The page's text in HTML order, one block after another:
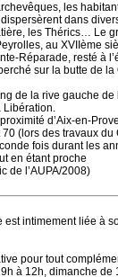
les
dans
les Thérics… Le
au XVIIème
Réparade, resté à
sur la butte de
de la rive gauche
Libération.
d’Aix-en-
(lors des travaux
fois durant les
en étant proche
de l’AUPA/2008)
est intimement liée à
pour tout
à 12h, dimanche de